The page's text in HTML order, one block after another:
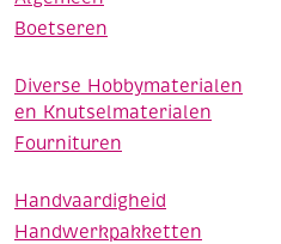
Boetseren
Diverse Hobbymaterialen
en Knutselmaterialen
Fournituren
Handvaardigheid
Handwerkpakketten